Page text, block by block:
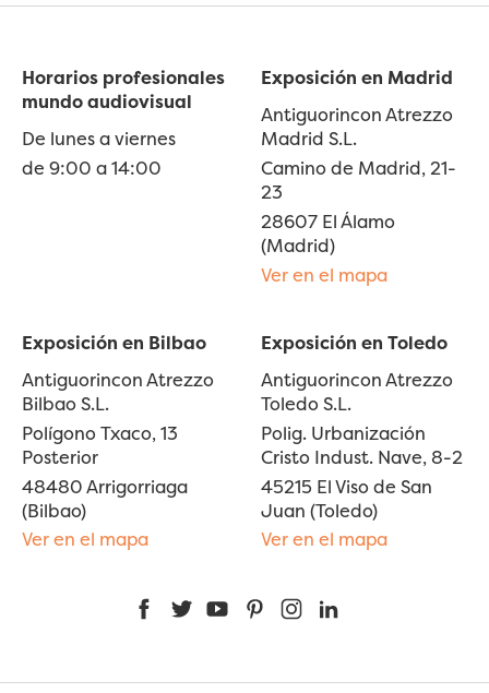
Horarios profesionales
mundo audiovisual
De lunes a viernes
de 9:00 a 14:00
Exposición en Madrid
Antiguorincon Atrezzo
Madrid S.L.
Camino de Madrid, 21-
23
28607 El Álamo
(Madrid)
Ver en el mapa
Exposición en Bilbao
Antiguorincon Atrezzo
Bilbao S.L.
Polígono Txaco, 13
Posterior
48480 Arrigorriaga
(Bilbao)
Ver en el mapa
Exposición en Toledo
Antiguorincon Atrezzo
Toledo S.L.
Polig. Urbanización
Cristo Indust. Nave, 8-2
45215 El Viso de San
Juan (Toledo)
Ver en el mapa
FacebookTwitterYouTubePinterestInstagram